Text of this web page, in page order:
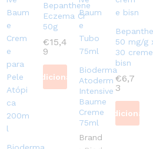
Bepanthene
Eczema Cr
50g
€15,4
9
Adicionar
Bioderma
Atoderm
Intensive
Baume
Creme
75ml
Brand
50 mg/g
30 creme
bisn
€6,7
3
Adicionar